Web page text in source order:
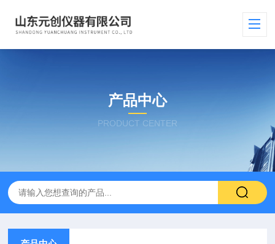
产品中心
PRODUCT CENTER